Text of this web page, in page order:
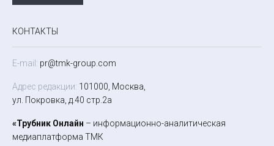
КОНТАКТЫ
E-mail: pr@tmk-group.com
Адрес редакции: 101000, Москва,
ул. Покровка, д.40 стр.2а
«Трубник Онлайн – информационно-аналитическая
медиаплатформа ТМК